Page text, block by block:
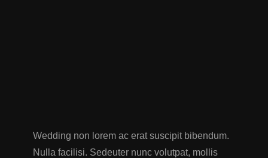
Wedding non lorem ac erat suscipit bibendum.
Nulla facilisi. Sedeuter nunc volutpat, mollis